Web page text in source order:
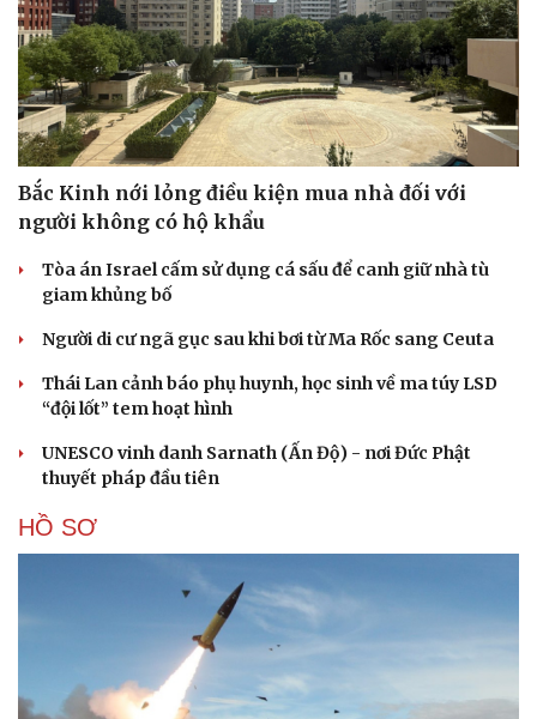
Bắc Kinh nới lỏng điều kiện mua nhà đối với
người không có hộ khẩu
Tòa án Israel cấm sử dụng cá sấu để canh giữ nhà tù
giam khủng bố
Người di cư ngã gục sau khi bơi từ Ma Rốc sang Ceuta
Thái Lan cảnh báo phụ huynh, học sinh về ma túy LSD
“đội lốt” tem hoạt hình
UNESCO vinh danh Sarnath (Ấn Độ) - nơi Đức Phật
thuyết pháp đầu tiên
HỒ SƠ